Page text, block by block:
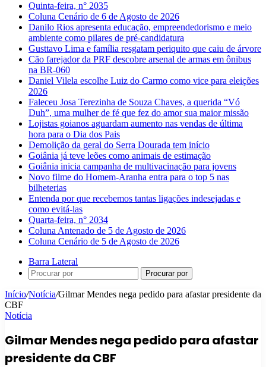
Quinta-feira, n° 2035
Coluna Cenário de 6 de Agosto de 2026
Danilo Rios apresenta educação, empreendedorismo e meio
ambiente como pilares de pré-candidatura
Gusttavo Lima e família resgatam periquito que caiu de árvore
Cão farejador da PRF descobre arsenal de armas em ônibus
na BR-060
Daniel Vilela escolhe Luiz do Carmo como vice para eleições
2026
Faleceu Josa Terezinha de Souza Chaves, a querida “Vó
Duh”, uma mulher de fé que fez do amor sua maior missão
Lojistas goianos aguardam aumento nas vendas de última
hora para o Dia dos Pais
Demolição da geral do Serra Dourada tem início
Goiânia já teve leões como animais de estimação
Goiânia inicia campanha de multivacinação para jovens
Novo filme do Homem-Aranha entra para o top 5 nas
bilheterias
Entenda por que recebemos tantas ligações indesejadas e
como evitá-las
Quarta-feira, n° 2034
Coluna Antenado de 5 de Agosto de 2026
Coluna Cenário de 5 de Agosto de 2026
Barra Lateral
Procurar por
Início/Notícia/Gilmar Mendes nega pedido para afastar presidente da
CBF
Notícia
Gilmar Mendes nega pedido para afastar
presidente da CBF